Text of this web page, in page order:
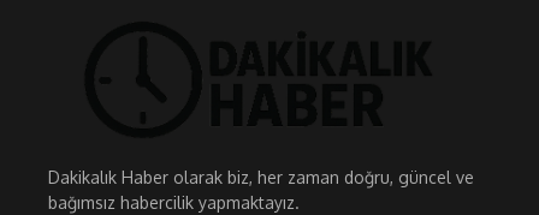
Dakikalık Haber olarak biz, her zaman doğru, güncel ve
bağımsız habercilik yapmaktayız.